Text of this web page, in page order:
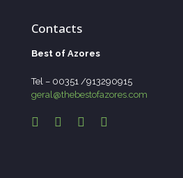
Contacts
Best of Azores
Tel – 00351 /913290915
geral@thebestofazores.com